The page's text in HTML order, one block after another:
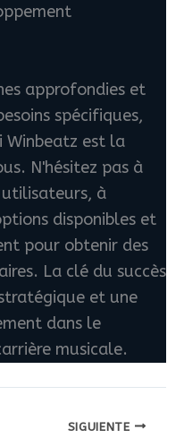
approfondies et
spécifiques,
Winbeatz est la
N'hésitez pas à
à
disponibles et
pour obtenir des
La clé du succès
et une
dans le
musicale.
SIGUIENTE